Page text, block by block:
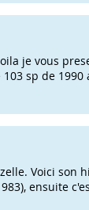
je vous
sp de
Voici
ensuite